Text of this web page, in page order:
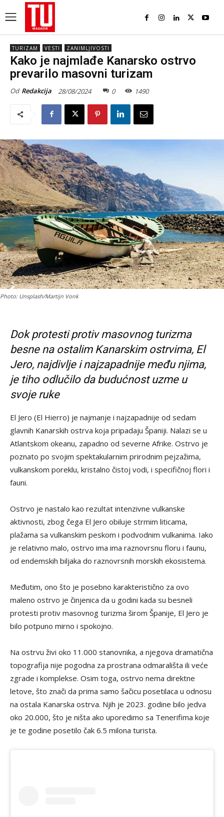
TURIZAM VESTI ZANIMLJIVOSTI
Kako je najmlađe Kanarsko ostrvo
prevarilo masovni turizam
Od Redakcija 28/08/2024 0 1490
Photo: Unsplash/Martijn Vonk
Dok protesti protiv masovnog turizma
besne na ostalim Kanarskim ostrvima, El
Jero, najdivlje i najzapadnije među njima,
je tiho odlučilo da budućnost uzme u
svoje ruke
El Jero (El Hierro) je najmanje i najzapadnije od sedam
glavnih Kanarskih ostrva koja pripadaju Španiji. Nalazi se u
Atlantskom okeanu, zapadno od severne Afrike. Ostrvo je
poznato po svojim spektakularnim prirodnim pejzažima,
vulkanskom poreklu, kristalno čistoj vodi, i specifičnoj flori i
fauni.
Ostrvo je nastalo kao rezultat intenzivne vulkanske
aktivnosti, zbog čega El Jero obiluje strmim liticama,
plažama sa vulkanskim peskom i podvodnim vulkanima. Iako
je relativno malo, ostrvo ima ima raznovrsnu floru i faunu,
od endemskih biljaka do raznovrsnih morskih ekosistema.
Međutim, ono što je posebno karakteristično za ovo
maleno ostrvo je činjenica da u godini kada su besneli
protesti protiv masovnog turizma širom Španije, El Jero je
bilo potpuno mirno i spokojno.
Na ostrvu živi oko 11.000 stanovnika, a njegova dramatična
topografija nije pogodna za prostrana odmarališta ili veće
zgrade i komplekse. Osim toga, ostrvo nema direktne
letove, što znači da prima samo šačicu posetilaca u odnosu
na ostala Kanarska ostrva. Njih je 2023. godine bilo jedva
oko 20.000, što je ništa ako uporedimo sa Tenerifima koje
je te godine posetilo čak 6.5 milona turista.